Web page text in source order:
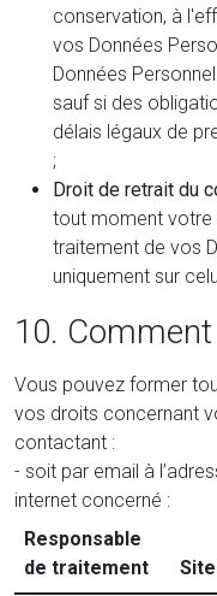
conservation, à
vos Données
Données
sauf si des
délais légaux de
;
Droit de retrait du
tout moment votre
traitement de vos
uniquement sur
10.
Vous pouvez former
vos droits concernant
contactant :
- soit par email à
internet concerné :
Responsable
de traitement